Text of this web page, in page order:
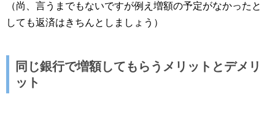
（尚、言うまでもないですが例え増額の予定がなかったと
しても返済はきちんとしましょう）
同じ銀行で増額してもらうメリットとデメリ
ット